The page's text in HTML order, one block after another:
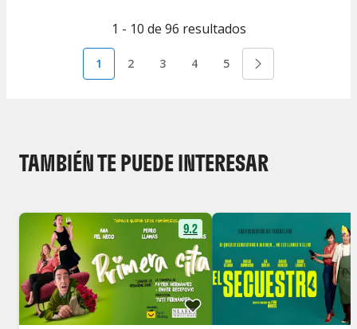
1 - 10 de 96 resultados
1 2 3 4 5
TAMBIÉN TE PUEDE INTERESAR
9.2